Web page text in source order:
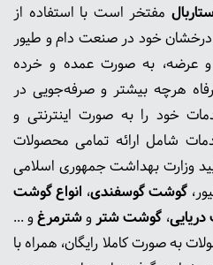
مفتخر است با استفاده از
سال حضور درخشان خود در صنعت دام و طیور
عرضه، به صورت عمده و خرده
هرچه بیشتر و صرفه‌جویی در
خود را به صورت اینترنتی و
شامل ارائه تمامی محصولات
وزارت بهداشت جمهوری اسلامی
گوشت گوسفندی، انواع گوشت
، گوشت شتروشترمرغو ...
به صورت کاملا رایگان، همراه با